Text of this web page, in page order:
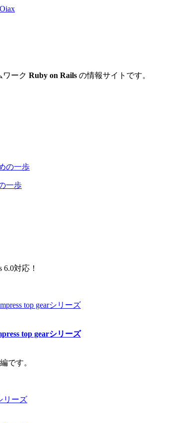
ワーク Ruby on Rails の情報サイトです。
一歩
6.0対応！
top gearシリーズ
です。